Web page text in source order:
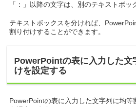
「：」以降の文字は、別のテキストボッ
テキストボックスを分ければ、
割り付けすることができます。
PowerPointの表に入力した文
けを設定する
PowerPointの表に入力した文字列に均